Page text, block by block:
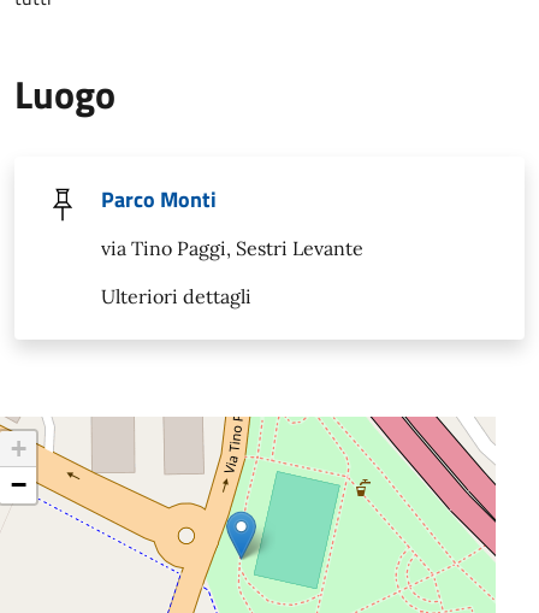
Luogo
Parco Monti
via Tino Paggi, Sestri Levante
Ulteriori dettagli
+
−